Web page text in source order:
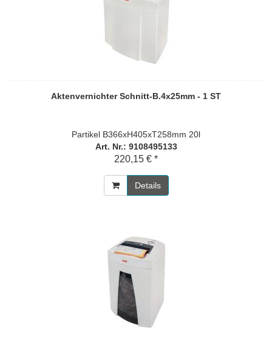
Aktenvernichter Schnitt-B.4x25mm - 1 ST
Partikel B366xH405xT258mm 20l
Art. Nr.: 9108495133
220,15 € *
Details